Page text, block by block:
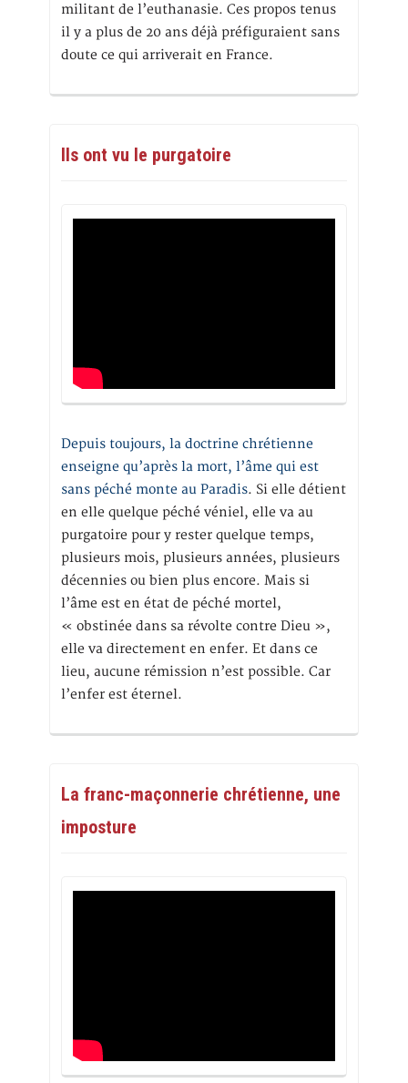
militant de l’euthanasie. Ces propos tenus
il y a plus de 20 ans déjà préfiguraient sans
doute ce qui arriverait en France.
Ils ont vu le purgatoire
Depuis toujours, la doctrine chrétienne
enseigne qu’après la mort, l’âme qui est
sans péché monte au Paradis. Si elle détient
en elle quelque péché véniel, elle va au
purgatoire pour y rester quelque temps,
plusieurs mois, plusieurs années, plusieurs
décennies ou bien plus encore. Mais si
l’âme est en état de péché mortel,
« obstinée dans sa révolte contre Dieu »,
elle va directement en enfer. Et dans ce
lieu, aucune rémission n’est possible. Car
l’enfer est éternel.
La franc-maçonnerie chrétienne, une
imposture